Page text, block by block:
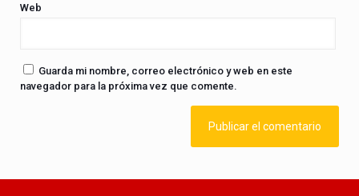
Web
Guarda mi nombre, correo electrónico y web en este
navegador para la próxima vez que comente.